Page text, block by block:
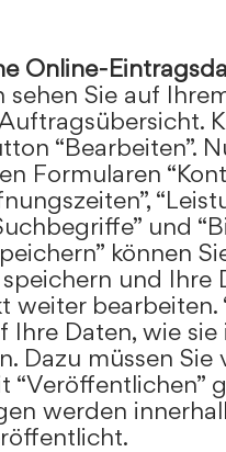
Online-
sehen Sie auf
“Bearbeiten”.
Formularen
und
können
und Ihre
weiter bearbeiten.
Ihre Daten, wie
Dazu müssen Sie
“Veröffentlichen”
werden